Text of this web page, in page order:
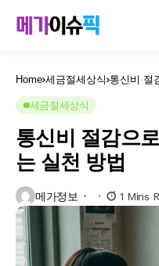
Home 세금절세상식 통신비 절
세금절세상식
통신비 절감으
는 실천 방법
메가정보 1 Mins